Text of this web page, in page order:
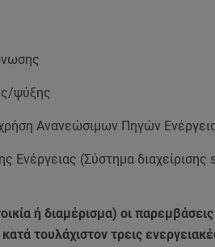
ψύξης
Ανανεώσιμων Πηγών
Ενέργειας (Σύστημα διαχείρισης
ή διαμέρισμα) οι
τουλάχιστον τρεις